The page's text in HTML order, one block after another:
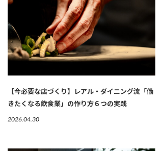
【今必要な店づくり】レアル・ダイニング流「働
きたくなる飲食業」の作り方６つの実践
2026.04.30